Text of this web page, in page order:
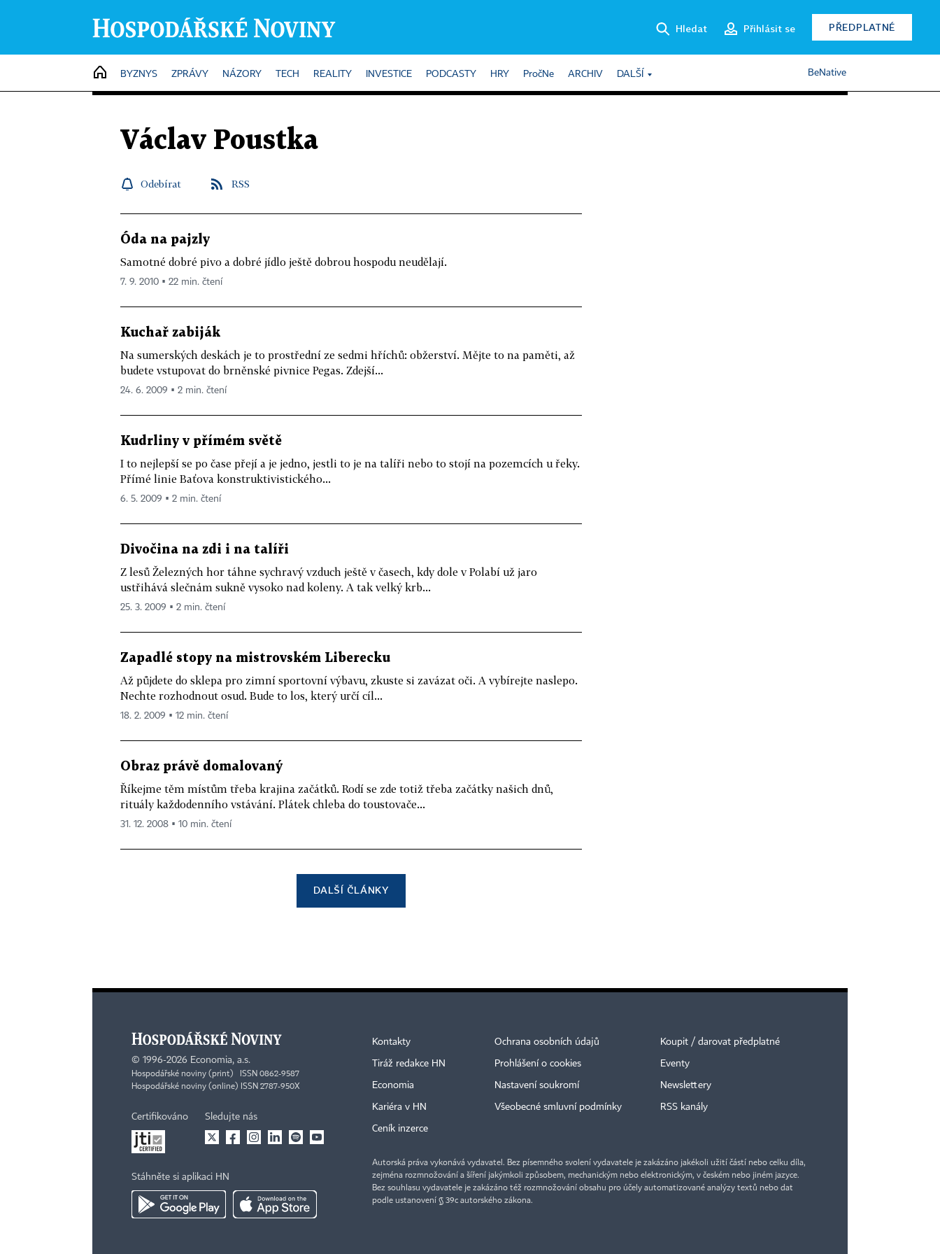
Hledat Přihlásit se PŘEDPLATNÉ
HOME
BYZNYS ZPRÁVY NÁZORY TECH REALITY INVESTICE PODCASTY HRY PročNe ARCHIV DALŠÍ BeNative
Václav Poustka
Odebírat RSS
Óda na pajzly
Samotné dobré pivo a dobré jídlo ještě dobrou hospodu neudělají.
7. 9. 2010 ▪ 22 min. čtení
Kuchař zabiják
Na sumerských deskách je to prostřední ze sedmi hříchů: obžerství. Mějte to na paměti, až
budete vstupovat do brněnské pivnice Pegas. Zdejší...
24. 6. 2009 ▪ 2 min. čtení
Kudrliny v přímém světě
I to nejlepší se po čase přejí a je jedno, jestli to je na talíři nebo to stojí na pozemcích u řeky.
Přímé linie Baťova konstruktivistického...
6. 5. 2009 ▪ 2 min. čtení
Divočina na zdi i na talíři
Z lesů Železných hor táhne sychravý vzduch ještě v časech, kdy dole v Polabí už jaro
ustřihává slečnám sukně vysoko nad koleny. A tak velký krb...
25. 3. 2009 ▪ 2 min. čtení
Zapadlé stopy na mistrovském Liberecku
Až půjdete do sklepa pro zimní sportovní výbavu, zkuste si zavázat oči. A vybírejte naslepo.
Nechte rozhodnout osud. Bude to los, který určí cíl...
18. 2. 2009 ▪ 12 min. čtení
Obraz právě domalovaný
Říkejme těm místům třeba krajina začátků. Rodí se zde totiž třeba začátky našich dnů,
rituály každodenního vstávání. Plátek chleba do toustovače...
31. 12. 2008 ▪ 10 min. čtení
DALŠÍ ČLÁNKY
© 1996-2026 Economia, a.s.
Hospodářské noviny (print) ISSN 0862-9587
Hospodářské noviny (online) ISSN 2787-950X
Certifikováno Sledujte nás
Stáhněte si aplikaci HN
Kontakty
Tiráž redakce HN
Economia
Kariéra v HN
Ceník inzerce
Ochrana osobních údajů
Prohlášení o cookies
Nastavení soukromí
Všeobecné smluvní podmínky
Koupit / darovat předplatné
Eventy
Newslettery
RSS kanály
Autorská práva vykonává vydavatel. Bez písemného svolení vydavatele je zakázáno jakékoli užití částí nebo celku díla,
zejména rozmnožování a šíření jakýmkoli způsobem, mechanickým nebo elektronickým, v českém nebo jiném jazyce.
Bez souhlasu vydavatele je zakázáno též rozmnožování obsahu pro účely automatizované analýzy textů nebo dat
podle ustanovení § 39c autorského zákona.